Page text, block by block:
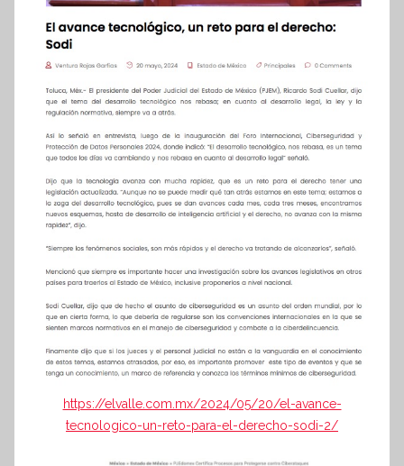
https://elvalle.com.mx/2024/05/20/el-avance-
tecnologico-un-reto-para-el-derecho-sodi-2/